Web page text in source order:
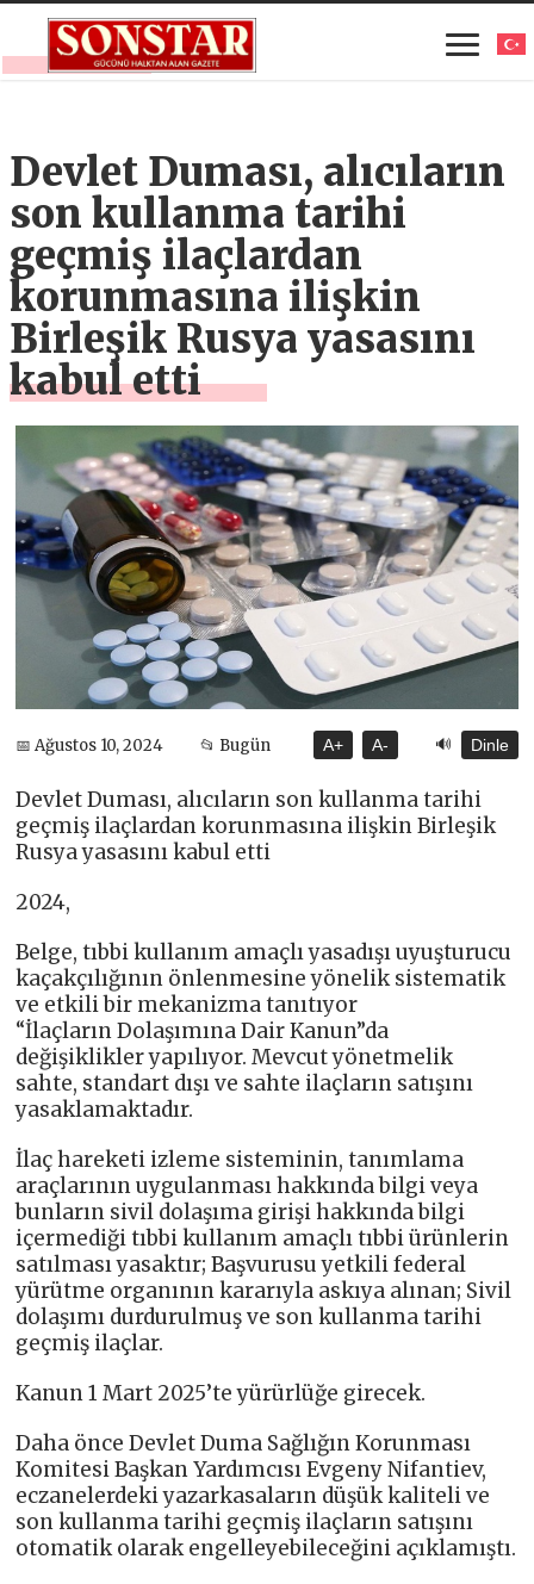
Devlet Duması, alıcıların
son kullanma tarihi
geçmiş ilaçlardan
korunmasına ilişkin
Birleşik Rusya yasasını
kabul etti
📅 Ağustos 10, 2024 📂 Bugün A+ A- 🔊 Dinle
Devlet Duması, alıcıların son kullanma tarihi
geçmiş ilaçlardan korunmasına ilişkin Birleşik
Rusya yasasını kabul etti
2024,
Belge, tıbbi kullanım amaçlı yasadışı uyuşturucu
kaçakçılığının önlenmesine yönelik sistematik
ve etkili bir mekanizma tanıtıyor
“İlaçların Dolaşımına Dair Kanun”da
değişiklikler yapılıyor. Mevcut yönetmelik
sahte, standart dışı ve sahte ilaçların satışını
yasaklamaktadır.
İlaç hareketi izleme sisteminin, tanımlama
araçlarının uygulanması hakkında bilgi veya
bunların sivil dolaşıma girişi hakkında bilgi
içermediği tıbbi kullanım amaçlı tıbbi ürünlerin
satılması yasaktır; Başvurusu yetkili federal
yürütme organının kararıyla askıya alınan; Sivil
dolaşımı durdurulmuş ve son kullanma tarihi
geçmiş ilaçlar.
Kanun 1 Mart 2025’te yürürlüğe girecek.
Daha önce Devlet Duma Sağlığın Korunması
Komitesi Başkan Yardımcısı Evgeny Nifantiev,
eczanelerdeki yazarkasaların düşük kaliteli ve
son kullanma tarihi geçmiş ilaçların satışını
otomatik olarak engelleyebileceğini açıklamıştı.